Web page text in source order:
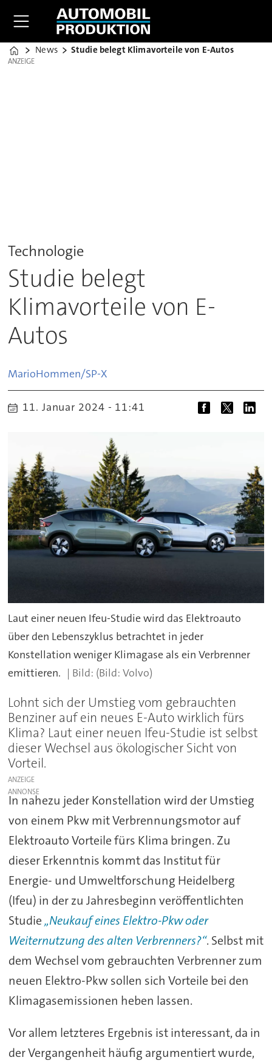
Home
News Studie belegt Klimavorteile von E-Autos
ANZEIGE
ANZEIGE
Technologie
Studie belegt
Klimavorteile von E-
Autos
MarioHommen/SP-X
11. Januar 2024 - 11:41
Laut einer neuen Ifeu-Studie wird das Elektroauto
über den Lebenszyklus betrachtet in jeder
Konstellation weniger Klimagase als ein Verbrenner
emittieren.
(Bild: Volvo)
Lohnt sich der Umstieg vom gebrauchten
Benziner auf ein neues E-Auto wirklich fürs
Klima? Laut einer neuen Ifeu-Studie ist selbst
dieser Wechsel aus ökologischer Sicht von
Vorteil.
ANZEIGE
In nahezu jeder Konstellation wird der Umstieg
von einem Pkw mit Verbrennungsmotor auf
Elektroauto Vorteile fürs Klima bringen. Zu
dieser Erkenntnis kommt das Institut für
Energie- und Umweltforschung Heidelberg
(Ifeu) in der zu Jahresbeginn veröffentlichten
Studie„Neukauf eines Elektro-Pkw oder
Weiternutzung des alten Verbrenners?“. Selbst mit
dem Wechsel vom gebrauchten Verbrenner zum
neuen Elektro-Pkw sollen sich Vorteile bei den
Klimagasemissionen heben lassen.
Vor allem letzteres Ergebnis ist interessant, da in
der Vergangenheit häufig argumentiert wurde,